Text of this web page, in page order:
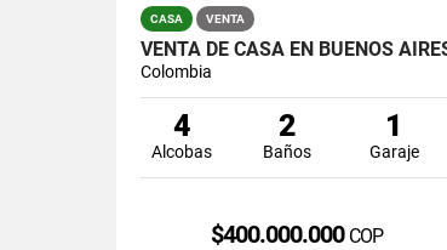
CASA VENTA
Colombia
4
Alcobas
2
Baños
1
Garaje
$400.000.000 COP